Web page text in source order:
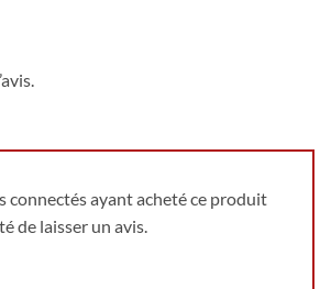
connectés ayant acheté ce produit
de laisser un avis.